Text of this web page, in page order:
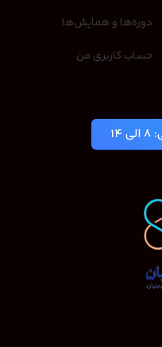
دوره‌ها و همایش‌ها
حساب کاربری من